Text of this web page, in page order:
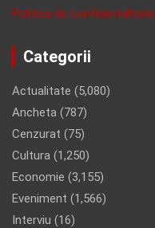
Politica de confidentalitate
Categorii
Actualitate (5,080)
Ancheta (787)
Cenzurat (75)
Cultura (1,250)
Economie (3,155)
Eveniment (1,566)
Interviu (16)